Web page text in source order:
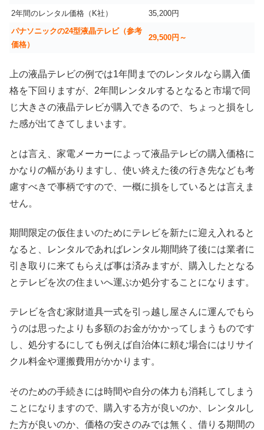
2年間のレンタル価格（K社）
35,200円
パナソニックの24型液晶テレビ（参考
価格）
29,500円～
上の液晶テレビの例では1年間までのレンタルなら購入価
格を下回りますが、2年間レンタルするとなると市場で同
じ大きさの液晶テレビが購入できるので、ちょっと損をし
た感が出てきてしまいます。
とは言え、家電メーカーによって液晶テレビの購入価格に
かなりの幅がありますし、使い終えた後の行き先なども考
慮すべきで事柄ですので、一概に損をしているとは言えま
せん。
期間限定の仮住まいのためにテレビを新たに迎え入れると
なると、レンタルであればレンタル期間終了後には業者に
引き取りに来てもらえば事は済みますが、購入したとなる
とテレビを次の住まいへ運ぶか処分することになります。
テレビを含む家財道具一式を引っ越し屋さんに運んでもら
うのは思ったよりも多額のお金がかかってしまうものです
し、処分するにしても例えば自治体に頼む場合にはリサイ
クル料金や運搬費用がかかります。
そのための手続きには時間や自分の体力も消耗してしまう
ことになりますので、購入する方が良いのか、レンタルし
た方が良いのか、価格の安さのみでは無く、借りる期間の